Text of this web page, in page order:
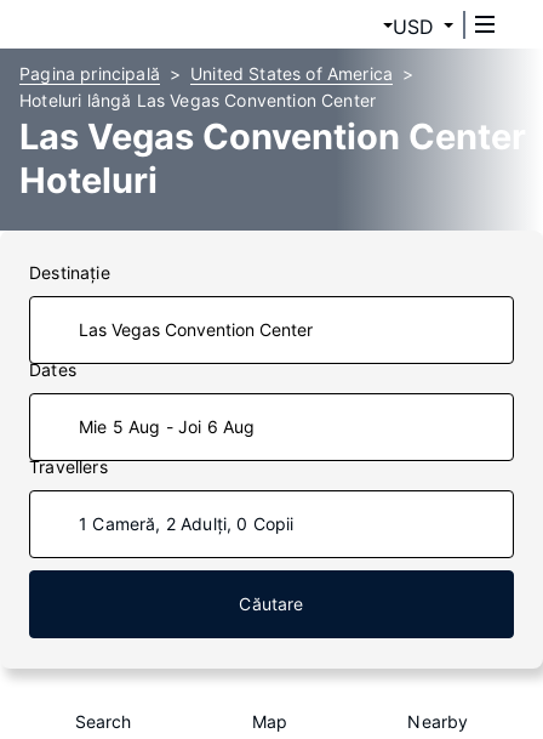
USD
Pagina principală
United States of America
Hoteluri lângă Las Vegas Convention Center
Las Vegas Convention Center
Hoteluri
Destinaţie
Dates
Mie 5 Aug - Joi 6 Aug
Travellers
1 Cameră, 2 Adulți, 0 Copii
Căutare
Search Map Nearby